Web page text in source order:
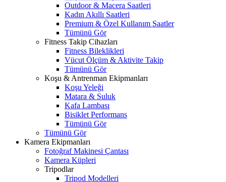
Outdoor & Macera Saatleri
Kadın Akıllı Saatleri
Premium & Özel Kullanım Saatler
Tümünü Gör
Fitness Takip Cihazları
Fitness Bileklikleri
Vücut Ölçüm & Aktivite Takip
Tümünü Gör
Koşu & Antrenman Ekipmanları
Koşu Yeleği
Matara & Suluk
Kafa Lambası
Bisiklet Performans
Tümünü Gör
Tümünü Gör
Kamera Ekipmanları
Fotoğraf Makinesi Çantası
Kamera Küpleri
Tripodlar
Tripod Modelleri